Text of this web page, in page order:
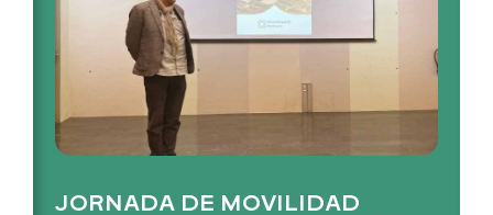
JORNADA DE MOVILIDAD